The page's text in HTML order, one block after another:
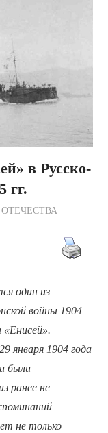
в Русско-
гг.
один из
войны 1904—
«Енисей».
января 1904 года
были
ранее не
не только